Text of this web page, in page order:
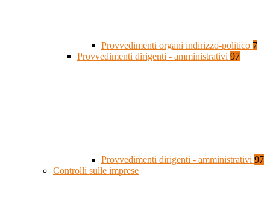
Provvedimenti organi indirizzo-politico 7
Provvedimenti dirigenti - amministrativi 97
Provvedimenti dirigenti - amministrativi 97
Controlli sulle imprese